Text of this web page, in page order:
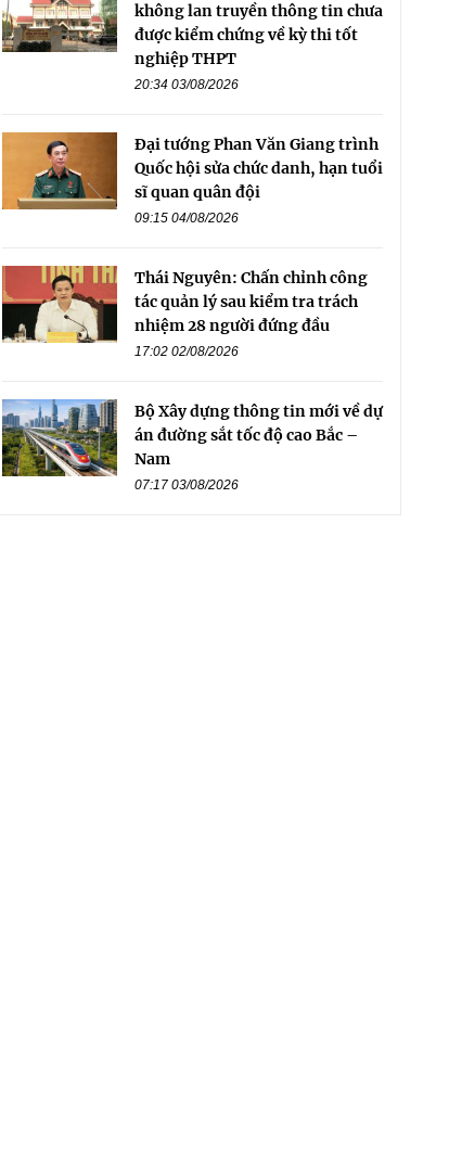
không lan truyền thông tin chưa
được kiểm chứng về kỳ thi tốt
nghiệp THPT
20:34 03/08/2026
Đại tướng Phan Văn Giang trình
Quốc hội sửa chức danh, hạn tuổi
sĩ quan quân đội
09:15 04/08/2026
Thái Nguyên: Chấn chỉnh công
tác quản lý sau kiểm tra trách
nhiệm 28 người đứng đầu
17:02 02/08/2026
Bộ Xây dựng thông tin mới về dự
án đường sắt tốc độ cao Bắc –
Nam
07:17 03/08/2026